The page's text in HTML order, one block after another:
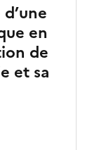
en
de
et sa